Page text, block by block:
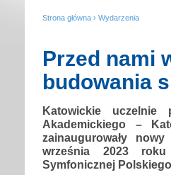
Strona główna › Wydarzenia
Przed nami
budowania
Katowickie uczelnie
Akademickiego –
zainaugurowały
września 2023
Symfonicznej Polskiego